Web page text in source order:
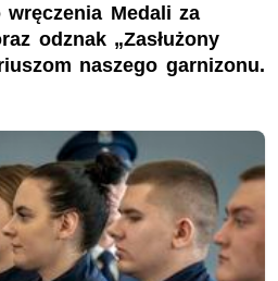
wręczenia Medali za
odznak „Zasłużony
naszego garnizonu.